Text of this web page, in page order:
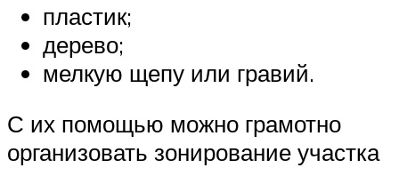
пластик;
дерево;
мелкую щепу или гравий.
С их помощью можно грамотно
организовать зонирование участка